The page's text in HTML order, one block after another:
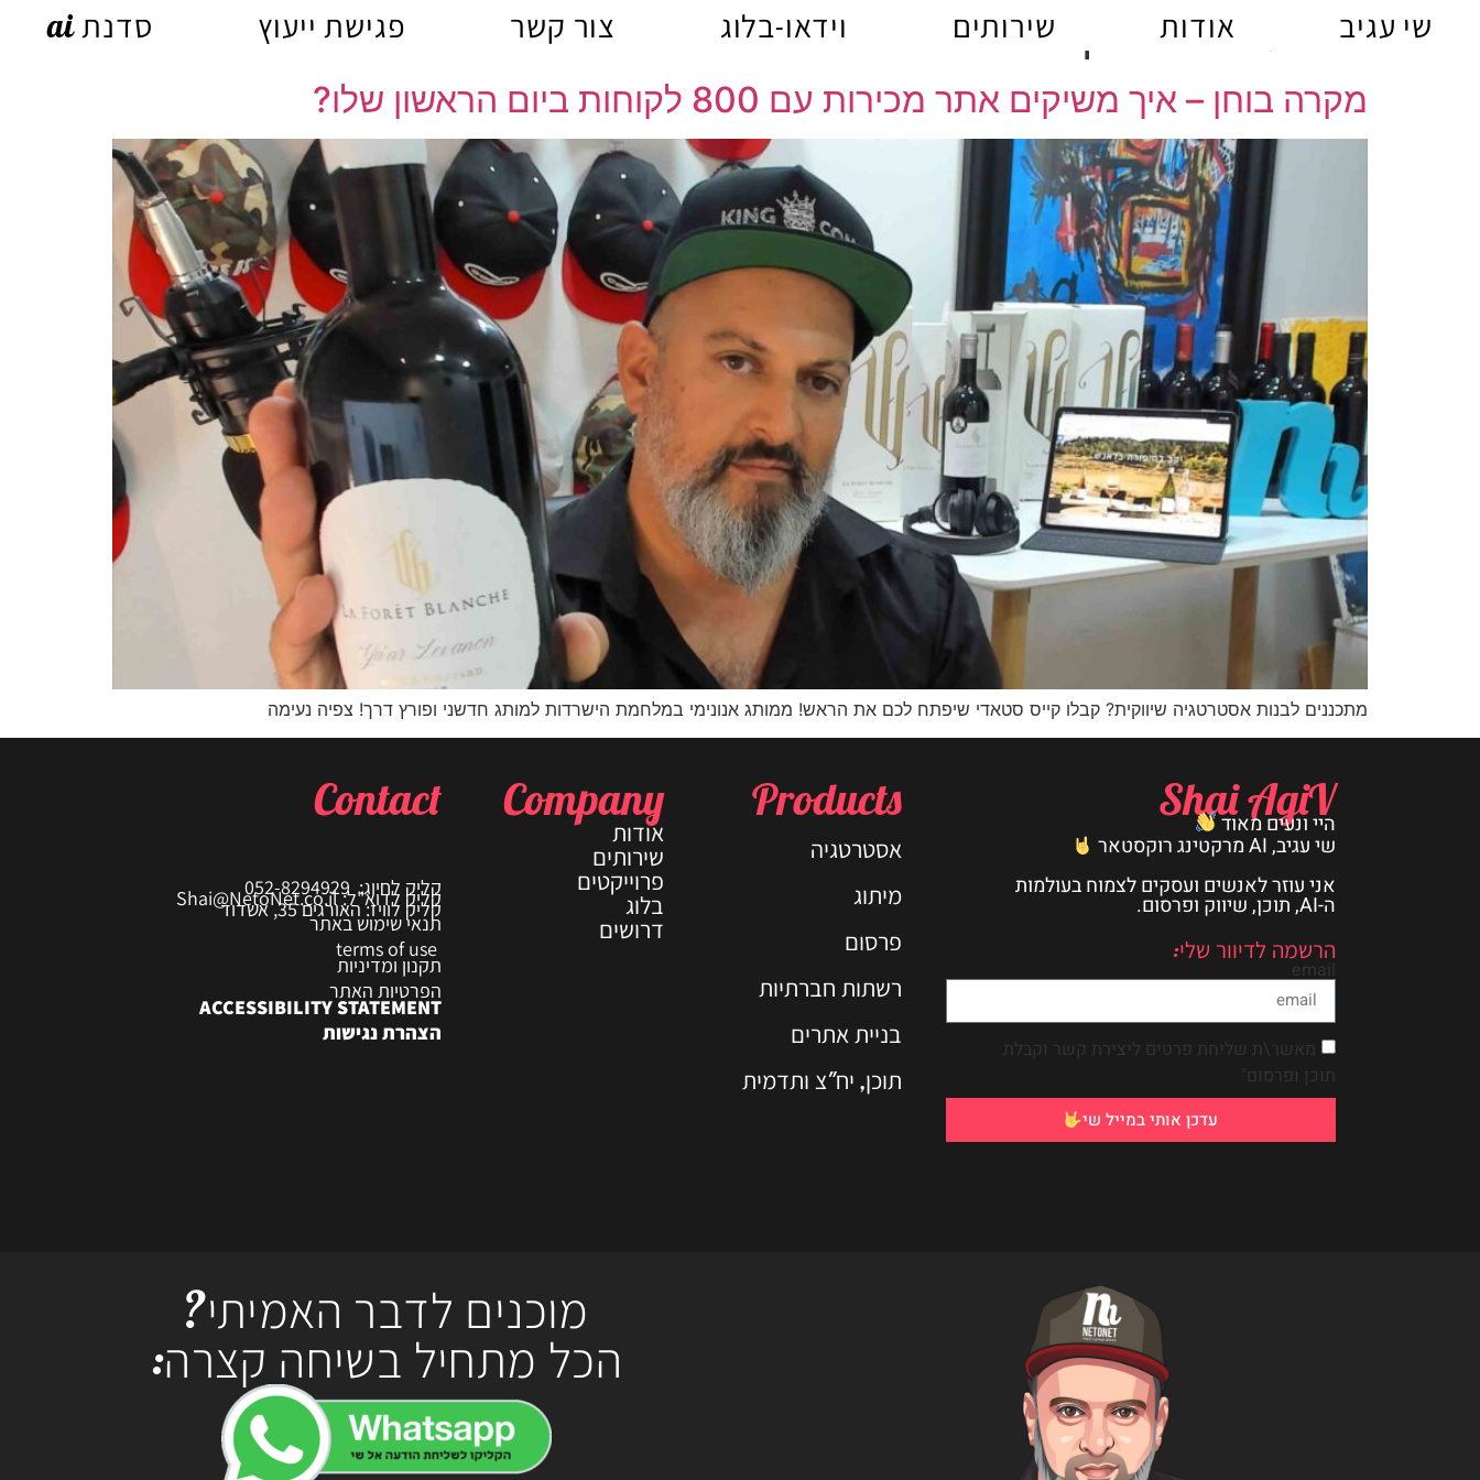
שי עגיב אודות שירותים וידאו-בלוג צור קשר פגישת ייעוץ סדנת ai תגית: בנא משקאות
מקרה בוחן – איך משיקים אתר מכירות עם 800 לקוחות ביום הראשון שלו?
מתכננים לבנות אסטרטגיה שיווקית? קבלו קייס סטאדי שיפתח לכם את הראש! ממותג אנונימי במלחמת הישרדות למותג חדשני ופורץ דרך! צפיה נעימה
Shai AgiV
היי ונעים מאוד
שי עגיב, AI מרקטינג רוקסטאר
אני עוזר לאנשים ועסקים לצמוח בעולמות
ה-AI, תוכן, שיווק ופרסום.
הרשמה לדיוור שלי:
email
מאשר\ת שליחת פרטים ליצירת קשר וקבלת
תוכן ופרסום"
עדכן אותי במייל שי
Products
אסטרטגיה
מיתוג
פרסום
רשתות חברתיות
בניית אתרים
תוכן, יח"צ ותדמית
Company
אודות
שירותים
פרוייקטים
בלוג
דרושים
Contact
קליק לחיוג: 052-8294929
קליק לדוא"ל: Shai@NetoNet.co.il
קליק לוויז: האורגים 35, אשדוד
תנאי שימוש באתר
תקנון ומדיניות
הפרטיות האתר
ACCESSIBILITY STATEMENT
הצהרת נגישות
מוכנים לדבר האמיתי?
הכל מתחיל בשיחה קצרה: